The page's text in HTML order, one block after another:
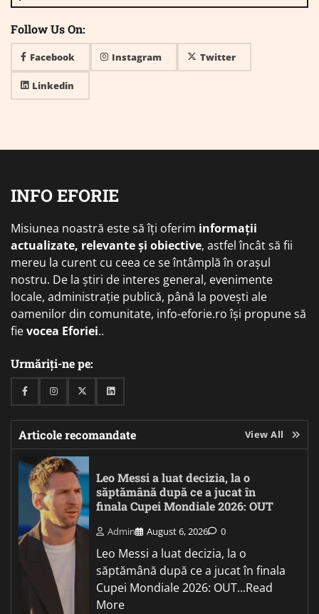
Follow Us On:
Facebook Instagram Twitter
Linkedin
INFO EFORIE
Misiunea noastră este să îți oferim informații
actualizate, relevante și obiective, astfel încât să fii
mereu la curent cu ceea ce se întâmplă în orașul
nostru. De la știri de interes general, evenimente
locale, administrație publică, până la povești ale
oamenilor din comunitate, info-eforie.ro își propune să
fievocea Eforiei..
Urmăriți-ne pe:
FacebookInstagramTwitterLinkedin
Articole recomandate View All
Leo Messi a luat decizia, la o
săptămână după ce a jucat în
finala Cupei Mondiale 2026: OUT
Admin August 6, 2026 0
Leo Messi a luat decizia, la o
săptămână după ce a jucat în finala
Cupei Mondiale 2026: OUT...Read
More